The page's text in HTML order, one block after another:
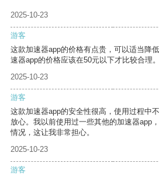
2025-10-23
游客
这款加速器app的价格有点贵，可以适当降
速器app的价格应该在50元以下才比较合理。
2025-10-23
游客
这款加速器app的安全性很高，使用过程中
放心。我以前使用过一些其他的加速器app
情况，这让我非常担心。
2025-10-23
游客